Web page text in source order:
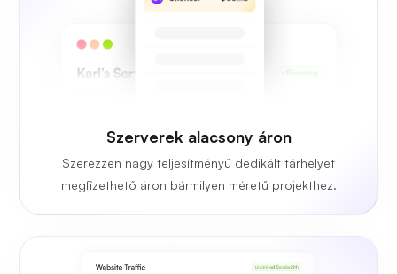
Szerverek alacsony áron
Szerezzen nagy teljesítményű dedikált tárhelyet
megfizethető áron bármilyen méretű projekthez.